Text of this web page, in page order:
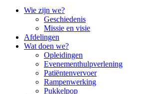
Wie zijn we?
Geschiedenis
Missie en visie
Afdelingen
Wat doen we?
Opleidingen
Evenementhulpverlening
Patiëntenvervoer
Rampenwerking
Pukkelpop